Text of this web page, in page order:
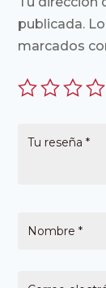
publicada.
marcados